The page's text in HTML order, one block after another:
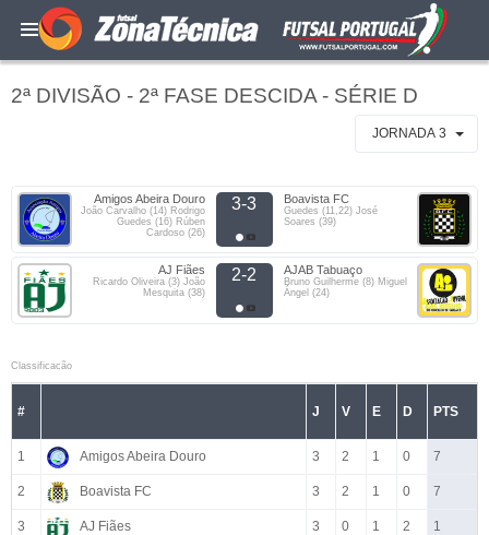
2ª DIVISÃO - 2ª FASE DESCIDA - SÉRIE D
JORNADA 3
Amigos Abeira Douro
João Carvalho (14) Rodrigo
Guedes (16) Rúben
Cardoso (26)
3-3 Boavista FC
Guedes (11,22) José
Soares (39)
AJ Fiães
Ricardo Oliveira (3) João
Mesquita (38)
2-2 AJAB Tabuaço
Bruno Guilherme (8) Miguel
Ángel (24)
Classificacão
# J V E D PTS
1 Amigos Abeira Douro 3 2 1 0 7
2 Boavista FC 3 2 1 0 7
3 AJ Fiães 3 0 1 2 1